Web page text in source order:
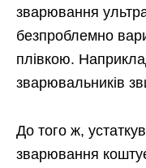
зварювання
безпроблемно
плівкою.
зварювальників
До того ж,
зварювання